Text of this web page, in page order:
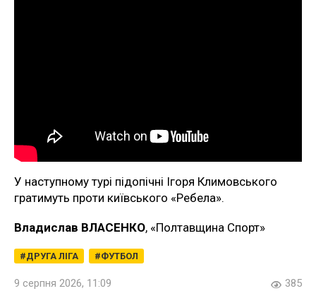
У наступному турі підопічні Ігоря Климовського
гратимуть проти київського «Ребела».
Владислав ВЛАСЕНКО, «Полтавщина Спорт»
ДРУГА ЛІГА ФУТБОЛ
9 серпня 2026, 11:09 385